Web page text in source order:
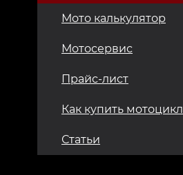
Мото калькулятор
Мотосервис
Прайс-лист
Как купить мотоцикл
Статьи